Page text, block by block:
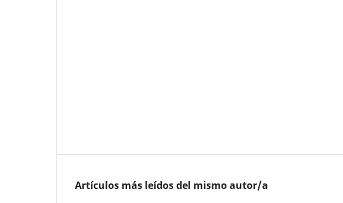
Artículos más leídos del mismo autor/a